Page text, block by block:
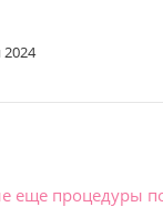
2024
еще процедуры